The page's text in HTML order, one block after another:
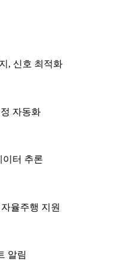
, 신호 최적화
자동화
이터 추론
율주행 지원
알림